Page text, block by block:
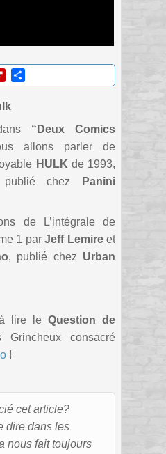
Flipboard
“Deux Comics
allons parler de
HULK de 1993,
publié chez
Panini
de L’intégrale de
1 par Jeff Lemireet
, publié chez Urban
lire le Question de
consacré
!
cet article?
dire dans les
nous fait toujours